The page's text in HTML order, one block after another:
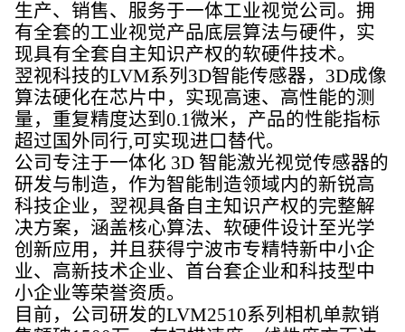
生产、销售、服务于一体工业视觉公司。拥
有全套的工业视觉产品底层算法与硬件，实
现具有全套自主知识产权的软硬件技术。
翌视科技的LVM系列3D智能传感器，3D成像
算法硬化在芯片中，实现高速、高性能的测
量，重复精度达到0.1微米，产品的性能指标
超过国外同行,可实现进口替代。
公司专注于一体化 3D 智能激光视觉传感器的
研发与制造，作为智能制造领域内的新锐高
科技企业，翌视具备自主知识产权的完整解
决方案，涵盖核心算法、软硬件设计至光学
创新应用，并且获得宁波市专精特新中小企
业、高新技术企业、首台套企业和科技型中
小企业等荣誉资质。
目前，公司研发的LVM2510系列相机单款销